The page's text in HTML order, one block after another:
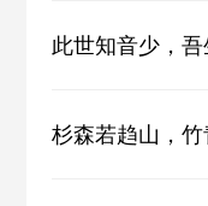
此世知音少，
杉森若趋山，